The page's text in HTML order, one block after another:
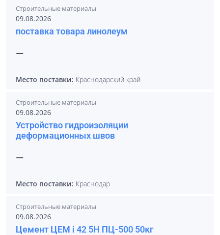
Строительные материалы
09.08.2026
поставка товара линолеум
—
Место поставки: Краснодарский край
Строительные материалы
09.08.2026
Устройство гидроизоляции
деформационных швов
—
Место поставки: Краснодар
Строительные материалы
09.08.2026
Цемент ЦЕМ i 42 5Н ПЦ-500 50кг